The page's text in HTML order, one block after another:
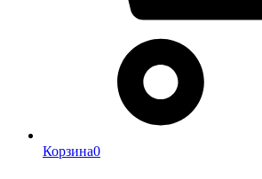
Корзина0